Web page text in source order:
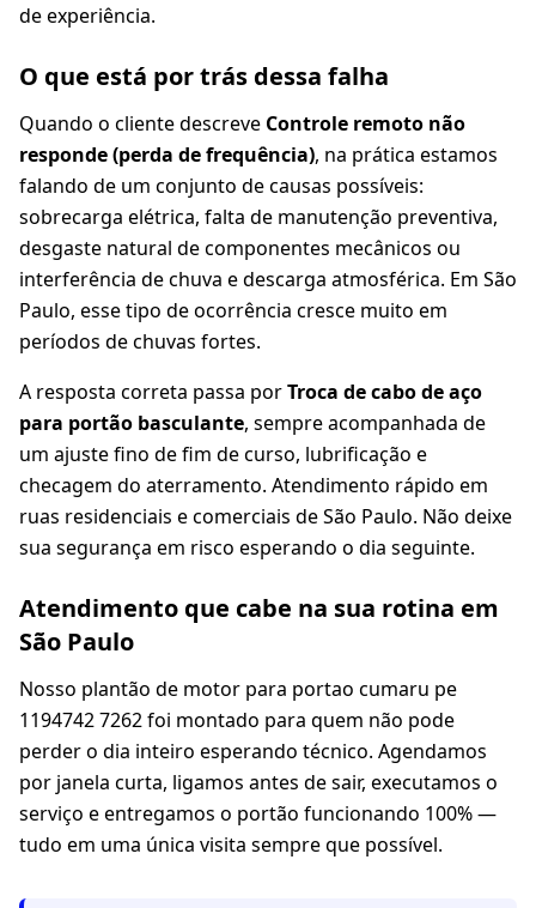
de experiência.
O que está por trás dessa falha
Quando o cliente descreve Controle remoto não
responde (perda de frequência), na prática estamos
falando de um conjunto de causas possíveis:
sobrecarga elétrica, falta de manutenção preventiva,
desgaste natural de componentes mecânicos ou
interferência de chuva e descarga atmosférica. Em São
Paulo, esse tipo de ocorrência cresce muito em
períodos de chuvas fortes.
A resposta correta passa porTroca de cabo de aço
para portão basculante, sempre acompanhada de
um ajuste fino de fim de curso, lubrificação e
checagem do aterramento. Atendimento rápido em
ruas residenciais e comerciais de São Paulo. Não deixe
sua segurança em risco esperando o dia seguinte.
Atendimento que cabe na sua rotina em
São Paulo
Nosso plantão de motor para portao cumaru pe
1194742 7262 foi montado para quem não pode
perder o dia inteiro esperando técnico. Agendamos
por janela curta, ligamos antes de sair, executamos o
serviço e entregamos o portão funcionando 100% —
tudo em uma única visita sempre que possível.